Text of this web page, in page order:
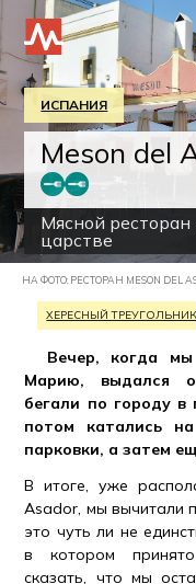
ИСПАНИЯ
Meson del
Мясной
царстве
НА ФОТО: РЕСТОРАН MESON
ХЕРЕСНЫЙ ТРЕУГОЛЬНИК
Вечер, когда
Марию, выдался
бегали по городу в
потом катались
парковки, а затем
В итоге, уже
Asador, мы вычитали
это чуть ли не
в котором
сказать, что мы